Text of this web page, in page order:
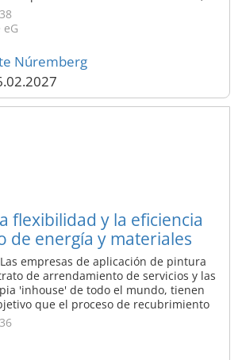
se mostraron entusiasmados por el
con la TrendGallery y las numerosas
del ...
Núremberg
flexibilidad y la eficiencia
de energía y materiales
empresas de aplicación de pintura
de arrendamiento de servicios y las
'inhouse' de todo el mundo, tienen
que el proceso de recubrimiento
posible. Al mismo tiempo, existe
de sistemas más flexibles. El